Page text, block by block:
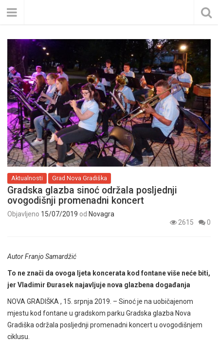
Aktualnosti Grad Nova Gradiška
Gradska glazba sinoć održala posljednji
ovogodišnji promenadni koncert
Objavljeno 15/07/2019 od Novagra
2615
0
Autor Franjo Samardžić
To ne znači da ovoga ljeta koncerata kod fontane više neće biti,
jer Vladimir Đurasek najavljuje nova glazbena događanja
NOVA GRADIŠKA , 15. srpnja 2019. – Sinoć je na uobičajenom
mjestu kod fontane u gradskom parku Gradska glazba Nova
Gradiška održala posljednji promenadni koncert u ovogodišnjem
ciklusu.